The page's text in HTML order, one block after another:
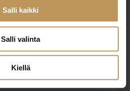
Salli kaikki
Salli valinta
Kiellä
otetaan yhteyttä puhelimitse